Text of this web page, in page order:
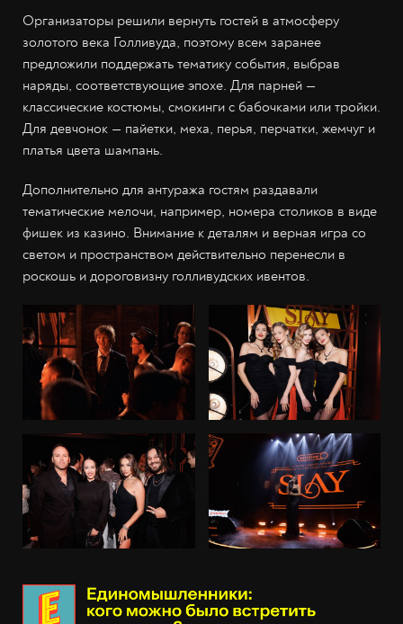
Организаторы решили вернуть гостей в атмосферу
золотого века Голливуда, поэтому всем заранее
предложили поддержать тематику события, выбрав
наряды, соответствующие эпохе. Для парней —
классические костюмы, смокинги с бабочками или тройки.
Для девчонок — пайетки, меха, перья, перчатки, жемчуг и
платья цвета шампань.
Дополнительно для антуража гостям раздавали
тематические мелочи, например, номера столиков в виде
фишек из казино. Внимание к деталям и верная игра со
светом и пространством действительно перенесли в
роскошь и дороговизну голливудских ивентов.